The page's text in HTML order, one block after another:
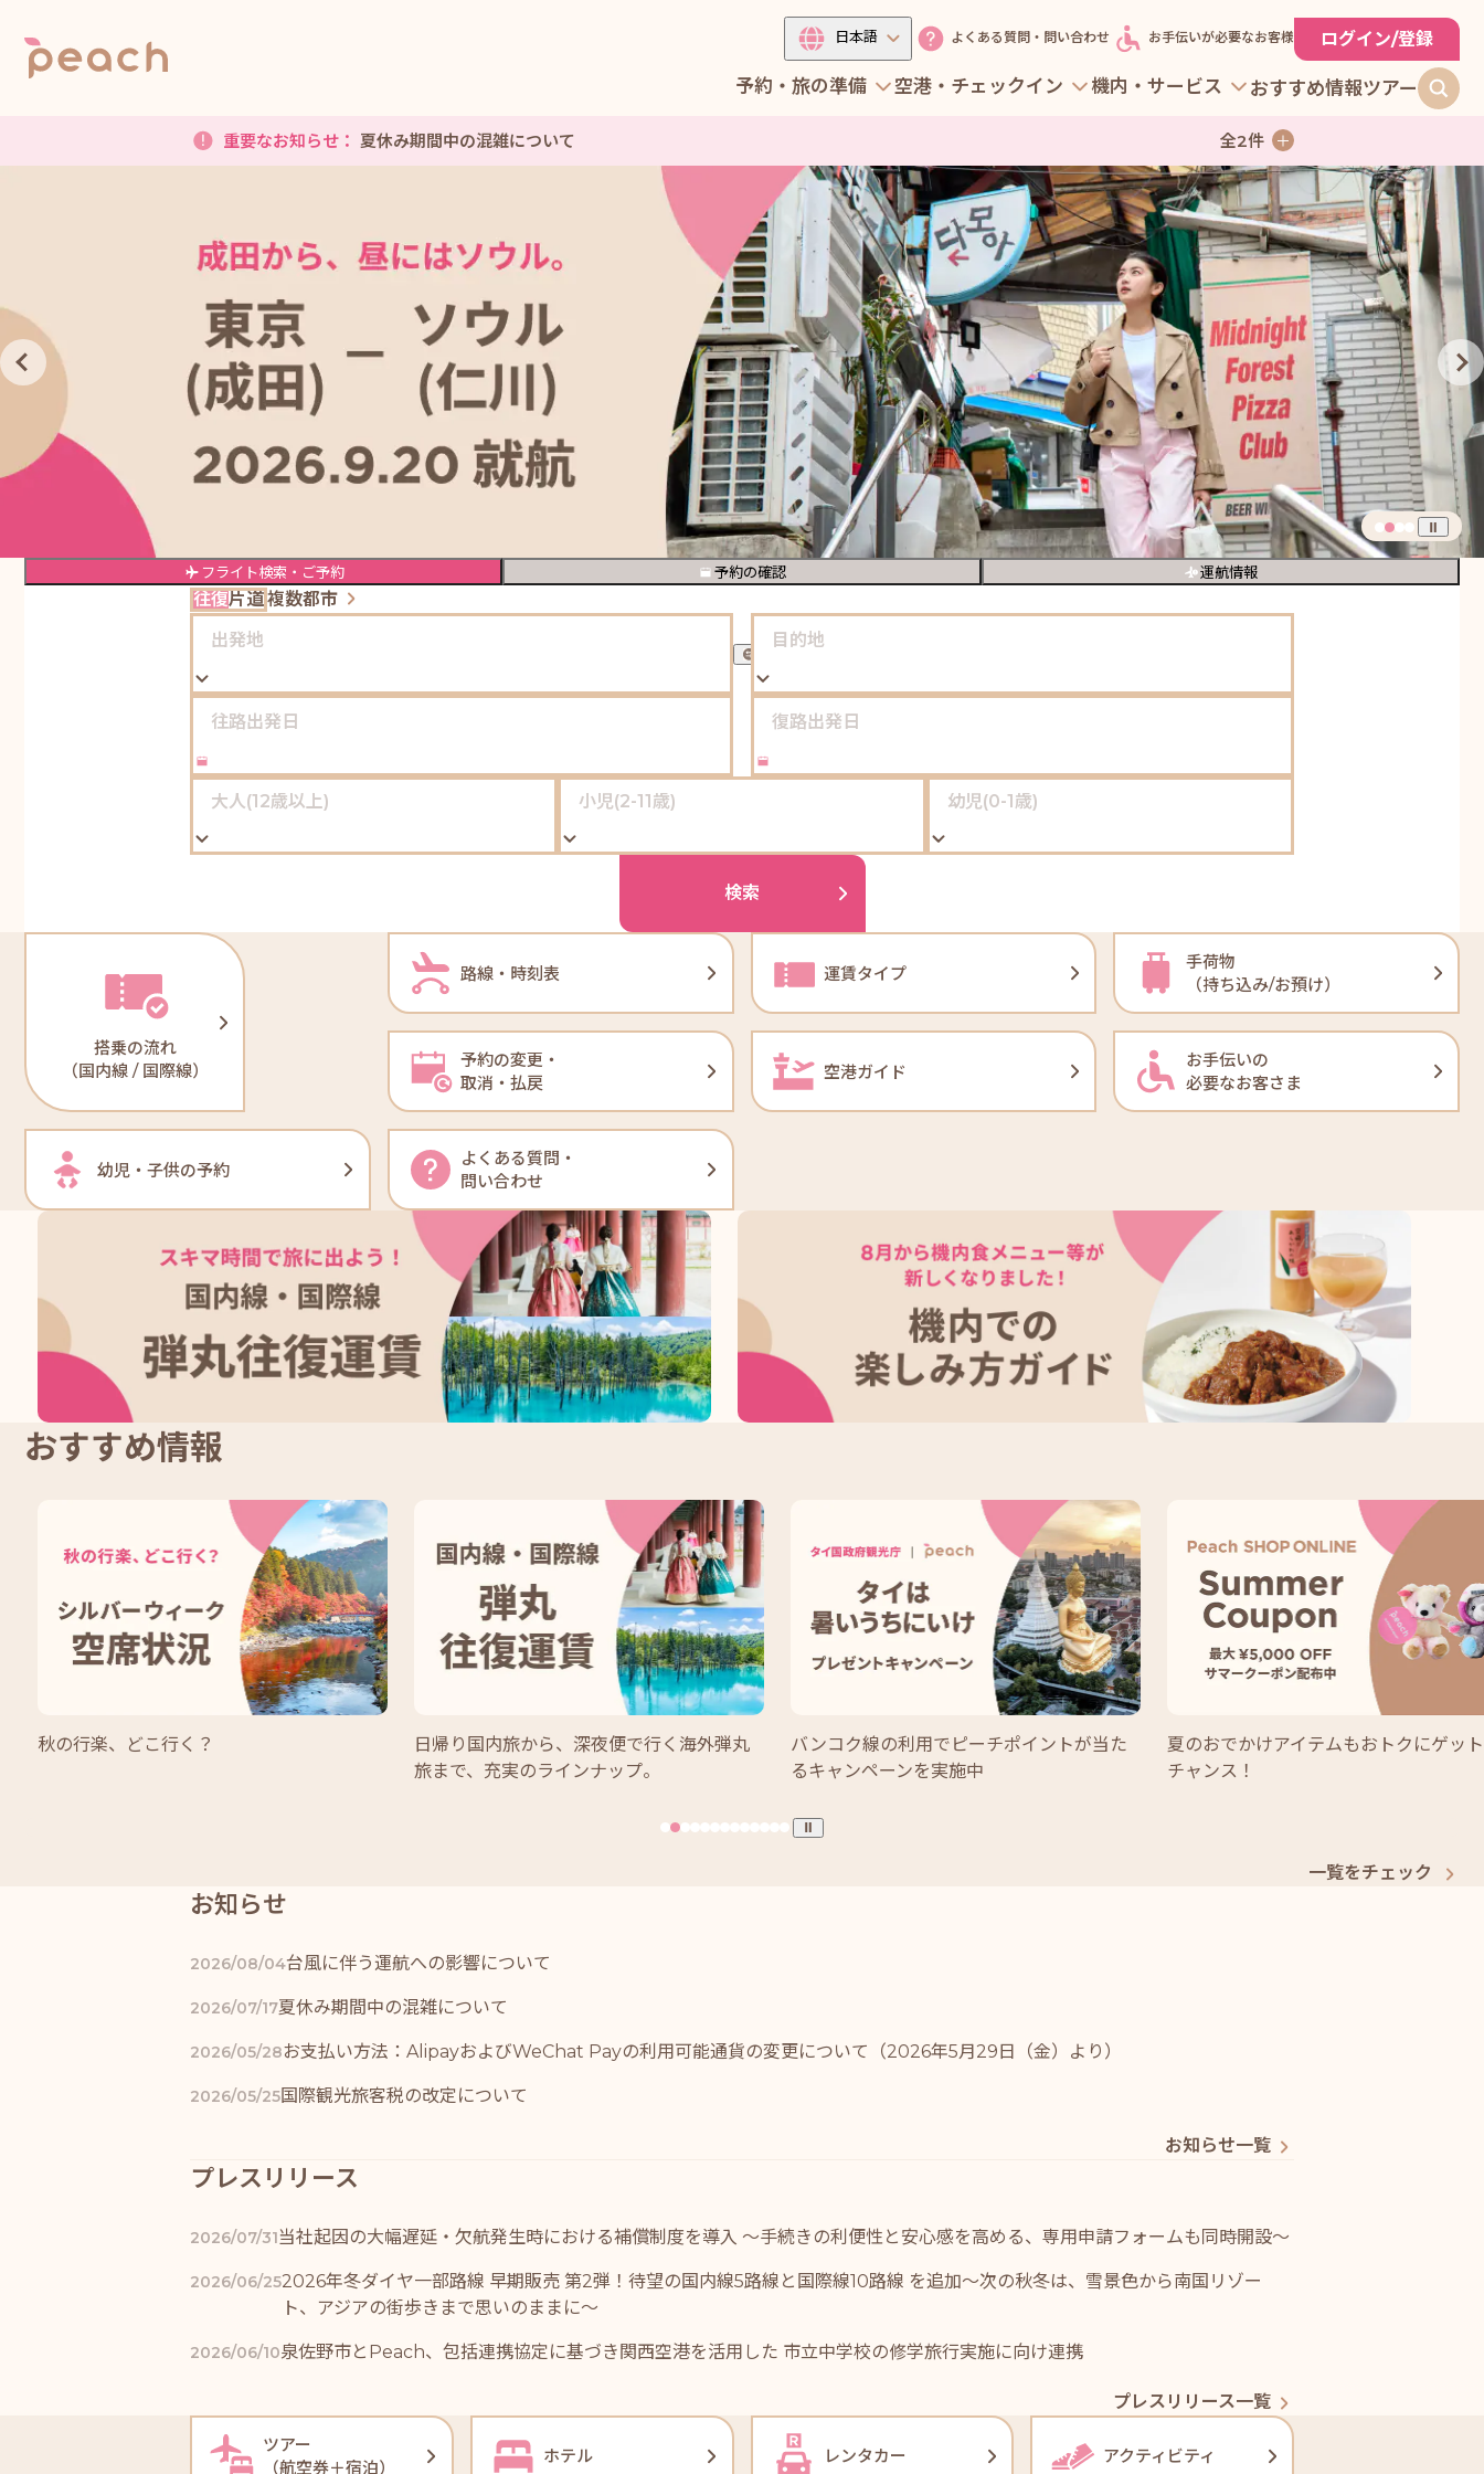
予約・旅の準備 空港・チェックイン 機内・サービス おすすめ情報ツアー
日本語 よくある質問・問い合わせ お手伝いが必要なお客様 ログイン/登録
重要なお知らせ： 夏休み期間中の混雑について
全2件
フライト検索・ご予約 予約の確認 運航情報
往復片道複数都市
搭乗の流れ
（国内線 / 国際線）
路線・時刻表 運賃タイプ
手荷物
（持ち込み/お預け）
予約の変更・
取消・払戻
空港ガイド
お手伝いの
必要なお客さま
幼児・子供の予約
よくある質問・
問い合わせ
おすすめ情報
秋の行楽、どこ行く？
日帰り国内旅から、深夜便で行く海外弾丸
旅まで、充実のラインナップ。
バンコク線の利用でピーチポイントが当た
るキャンペーンを実施中
夏のおでかけアイテムもおトクにゲッ
チャンス！
一覧をチェック
お知らせ
2026/08/04台風に伴う運航への影響について
2026/07/17夏休み期間中の混雑について
2026/05/28お支払い方法：AlipayおよびWeChat Payの利用可能通貨の変更について（2026年5月29日（金）より）
2026/05/25国際観光旅客税の改定について
お知らせ一覧
プレスリリース
2026/07/31当社起因の大幅遅延・欠航発生時における補償制度を導入 ～手続きの利便性と安心感を高める、専用申請フォームも同時開設～
2026/06/252026年冬ダイヤ一部路線 早期販売 第2弾！待望の国内線5路線と国際線10路線 を追加～次の秋冬は、雪景色から南国リゾー
ト、アジアの街歩きまで思いのままに～
2026/06/10泉佐野市とPeach、包括連携協定に基づき関西空港を活用した 市立中学校の修学旅行実施に向け連携
プレスリリース一覧
ツアー
（航空券＋宿泊）
ホテル レンタカー アクティビティ